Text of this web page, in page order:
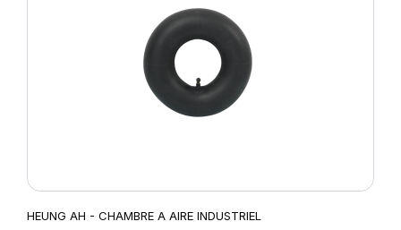
HEUNG AH - CHAMBRE A AIRE INDUSTRIEL